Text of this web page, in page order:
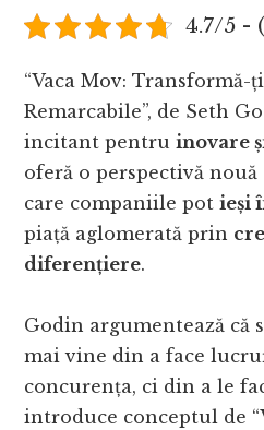
4.7/5 -
“Vaca Mov:
Remarcabile”, de Seth
incitant pentruinovare
oferă o perspectivă
care companiile potieși
piață aglomerată prin
diferențiere.
Godin argumentează că
mai vine din a face
concurența, ci din a le
introduce conceptul de